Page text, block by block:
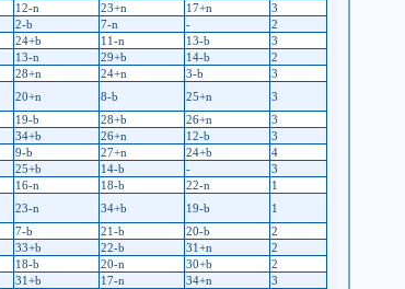
12-n 23+n 17+n
3
2-b 7-n -
2
24+b 11-n 13-b
3
13-n 29+b 14-b
2
28+n 24+n 3-b
3
20+n 8-b 25+n
3
19-b 28+b 26+n
3
34+b 26+n 12-b
3
9-b 27+n 24+b
4
25+b 14-b -
3
16-n 18-b 22-n
1
23-n 34+b 19-b
1
7-b 21-b 20-b
2
33+b 22-b 31+n
2
18-b 20-n 30+b
2
31+b 17-n 34+n
3